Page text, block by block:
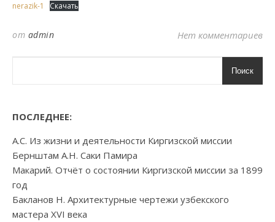
nerazik-1 Скачать
от admin Нет комментариев
Поиск
ПОСЛЕДНЕЕ:
А.С. Из жизни и деятельности Киргизской миссии
Бернштам А.Н. Саки Памира
Макарий. Отчёт о состоянии Киргизской миссии за 1899
год
Бакланов Н. Архитектурные чертежи узбекского
мастера XVI века